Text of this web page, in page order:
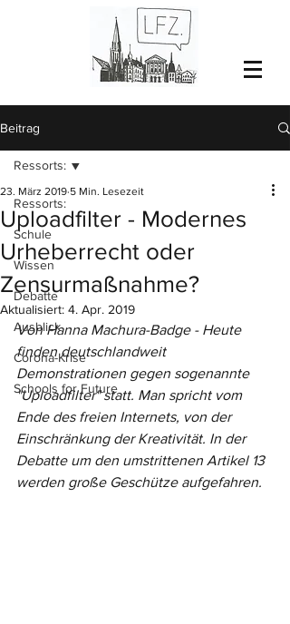
Beitrag
Ressorts:
Schule
Wissen
Debatte
Ausblick
Corona-Krise
Schools for Future
Ressorts:
Uploadfilter - Modernes
Urheberrecht oder
Zensurmaßnahme?
23. März 2019 5 Min. Lesezeit
Aktualisiert: 4. Apr. 2019
Von Hanna Machura-Badge - Heute
finden deutschlandweit
Demonstrationen gegen sogenannte
"Uploadfilter" statt. Man spricht vom
Ende des freien Internets, von der
Einschränkung der Kreativität. In der
Debatte um den umstrittenen Artikel 13
werden große Geschütze aufgefahren.